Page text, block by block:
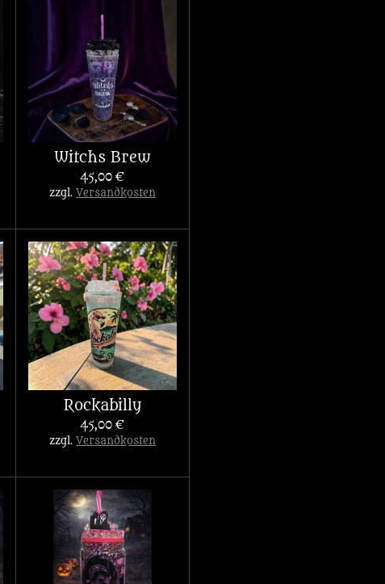
Witchs Brew
45,00 €
zzgl.Versandkosten
Rockabilly
45,00 €
zzgl.Versandkosten